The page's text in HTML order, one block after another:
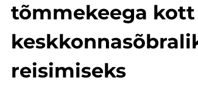
tõmmekeega kott
reisimiseks